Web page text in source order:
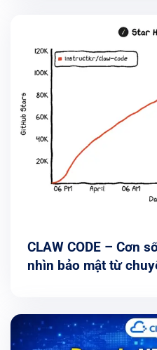
CLAW CODE – Cơn
nhìn bảo mật từ